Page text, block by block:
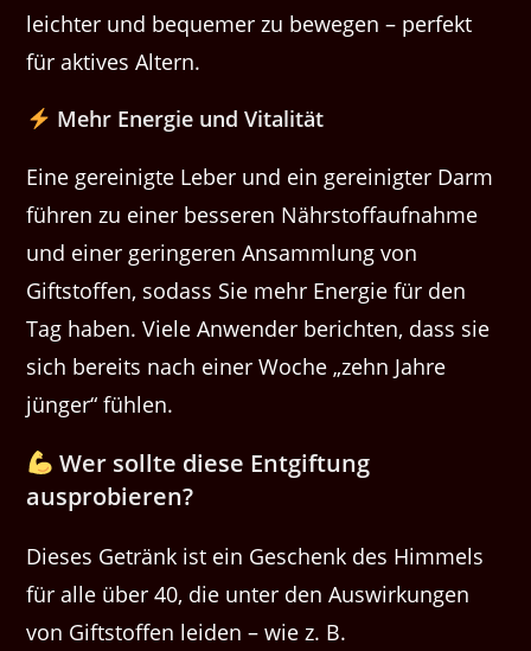
leichter und bequemer zu bewegen – perfekt
für aktives Altern.
Mehr Energie und Vitalität
Eine gereinigte Leber und ein gereinigter Darm
führen zu einer besseren Nährstoffaufnahme
und einer geringeren Ansammlung von
Giftstoffen, sodass Sie mehr Energie für den
Tag haben. Viele Anwender berichten, dass sie
sich bereits nach einer Woche „zehn Jahre
jünger“ fühlen.
Wer sollte diese Entgiftung
ausprobieren?
Dieses Getränk ist ein Geschenk des Himmels
für alle über 40, die unter den Auswirkungen
von Giftstoffen leiden – wie z. B.